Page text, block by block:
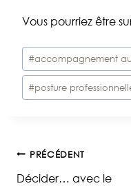
Vous pourriez être
Étiquettes
de
la
#accompagnement
#posture
PRÉCÉDENT
Décider… avec le